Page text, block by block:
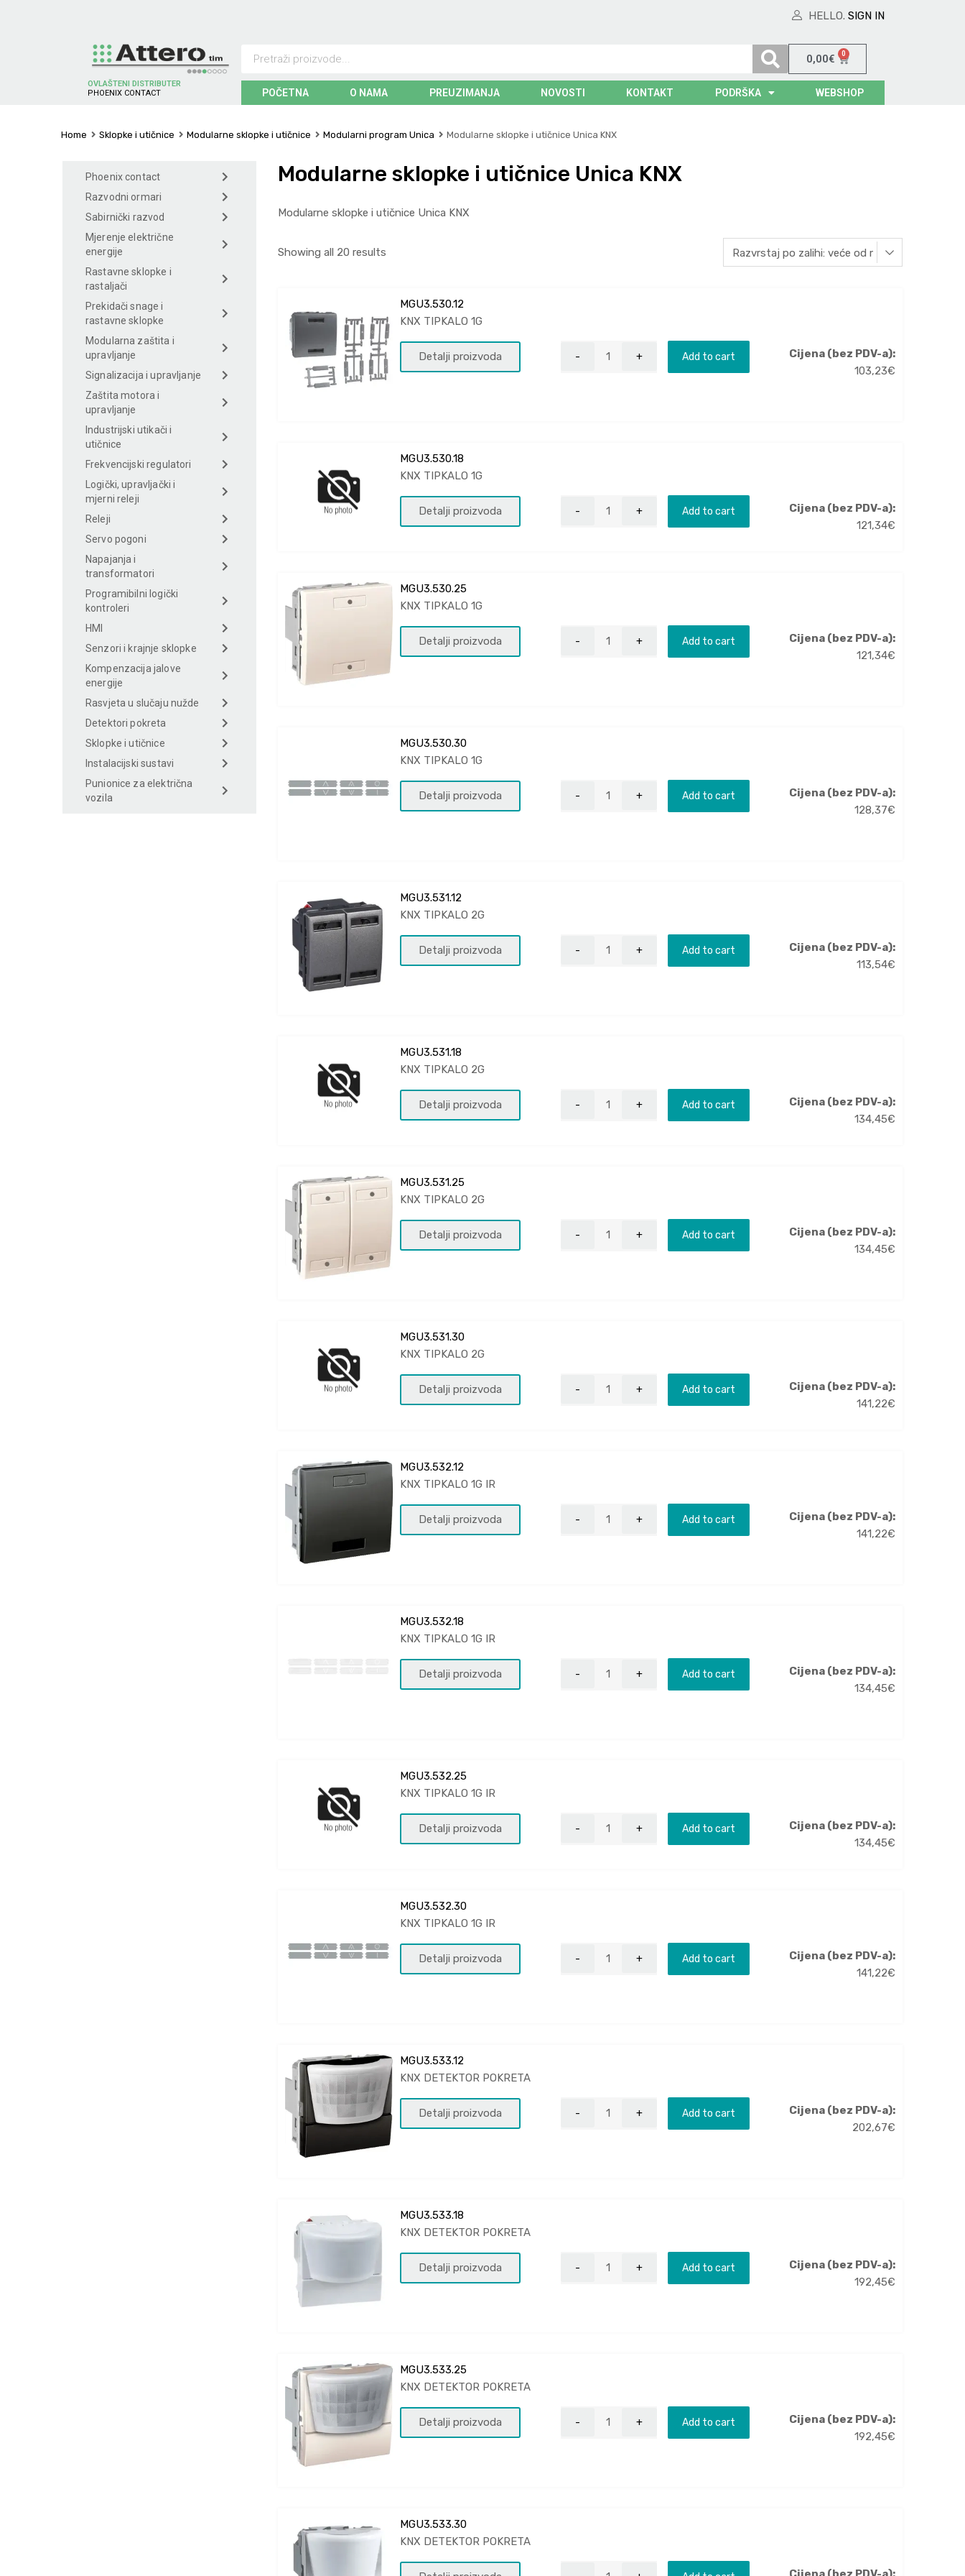
HELLO. SIGN IN
OVLAŠTENI DISTRIBUTER
SCHNEI DER ELECTR
0,00€ 0
POČETNA O NAMA PREUZIMANJA NOVOSTI KONTAKT PODRŠKA WEBSHOP
Home Sklopke i utičnice Modularne sklopke i utičnice Modularni program Unica Modularne sklopke i utičnice Unica KNX
Modularne sklopke i utičnice Unica KNX
Modularne sklopke i utičnice Unica KNX
Showing all 20 results
MGU3.530.12
KNX TIPKALO 1G
Detalji proizvoda Add to cart
Cijena (bez PDV-a):
103,23€
MGU3.530.18
KNX TIPKALO 1G
Detalji proizvoda Add to cart
Cijena (bez PDV-a):
121,34€
MGU3.530.25
KNX TIPKALO 1G
Detalji proizvoda Add to cart
Cijena (bez PDV-a):
121,34€
MGU3.530.30
KNX TIPKALO 1G
Detalji proizvoda Add to cart
Cijena (bez PDV-a):
128,37€
MGU3.531.12
KNX TIPKALO 2G
Detalji proizvoda Add to cart
Cijena (bez PDV-a):
113,54€
MGU3.531.18
KNX TIPKALO 2G
Detalji proizvoda Add to cart
Cijena (bez PDV-a):
134,45€
MGU3.531.25
KNX TIPKALO 2G
Detalji proizvoda Add to cart
Cijena (bez PDV-a):
134,45€
MGU3.531.30
KNX TIPKALO 2G
Detalji proizvoda Add to cart
Cijena (bez PDV-a):
141,22€
MGU3.532.12
KNX TIPKALO 1G IR
Detalji proizvoda Add to cart
Cijena (bez PDV-a):
141,22€
MGU3.532.18
KNX TIPKALO 1G IR
Detalji proizvoda Add to cart
Cijena (bez PDV-a):
134,45€
MGU3.532.25
KNX TIPKALO 1G IR
Detalji proizvoda Add to cart
Cijena (bez PDV-a):
134,45€
MGU3.532.30
KNX TIPKALO 1G IR
Detalji proizvoda Add to cart
Cijena (bez PDV-a):
141,22€
MGU3.533.12
KNX DETEKTOR POKRETA
Detalji proizvoda Add to cart
Cijena (bez PDV-a):
202,67€
MGU3.533.18
KNX DETEKTOR POKRETA
Detalji proizvoda Add to cart
Cijena (bez PDV-a):
192,45€
MGU3.533.25
KNX DETEKTOR POKRETA
Detalji proizvoda Add to cart
Cijena (bez PDV-a):
192,45€
MGU3.533.30
KNX DETEKTOR POKRETA
Phoenix contact
Razvodni ormari
Sabirnički razvod
Mjerenje električne
energije
Rastavne sklopke i
rastaljači
Prekidači snage i
rastavne sklopke
Modularna zaštita i
upravljanje
Signalizacija i upravljanje
Zaštita motora i
upravljanje
Industrijski utikači i
utičnice
Frekvencijski regulatori
Logički, upravljački i
mjerni releji
Releji
Servo pogoni
Napajanja i
transformatori
Programibilni logički
kontroleri
HMI
Senzori i krajnje sklopke
Kompenzacija jalove
energije
Rasvjeta u slučaju nužde
Detektori pokreta
Sklopke i utičnice
Instalacijski sustavi
Punionice za električna
vozila